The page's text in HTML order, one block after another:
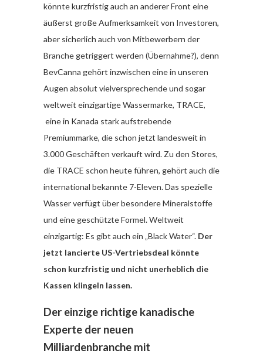
könnte kurzfristig auch an anderer Front eine
äußerst große Aufmerksamkeit von Investoren,
aber sicherlich auch von Mitbewerbern der
Branche getriggert werden (Übernahme?), denn
BevCanna gehört inzwischen eine in unseren
Augen absolut vielversprechende und sogar
weltweit einzigartige Wassermarke, TRACE,
eine in Kanada stark aufstrebende
Premiummarke, die schon jetzt landesweit in
3.000 Geschäften verkauft wird. Zu den Stores,
die TRACE schon heute führen, gehört auch die
international bekannte 7-Eleven. Das spezielle
Wasser verfügt über besondere Mineralstoffe
und eine geschützte Formel. Weltweit
einzigartig: Es gibt auch ein „Black Water“. Der
jetzt lancierte US-Vertriebsdeal könnte
schon kurzfristig und nicht unerheblich die
Kassen klingeln lassen.
Der einzige richtige kanadische
Experte der neuen
Milliardenbranche mit